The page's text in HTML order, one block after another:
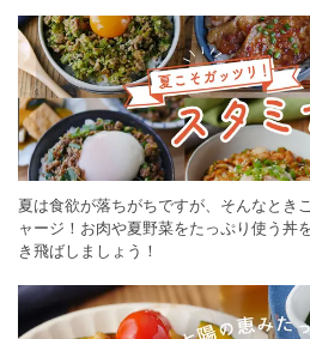
夏は食欲が落ちがちですが、そんなとき
ャージ！お肉や夏野菜をたっぷり使う丼
き飛ばしましょう！